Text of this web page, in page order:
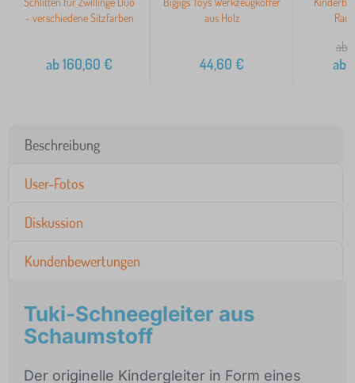
- verschiedene Sitzfarben
ab160,60 €
aus Holz
44,60 €
ab
ab
Beschreibung
User-Fotos
Diskussion
Kundenbewertungen
Tuki-Schneegleiter aus
Schaumstoff
Der originelle Kindergleiter in Form eines